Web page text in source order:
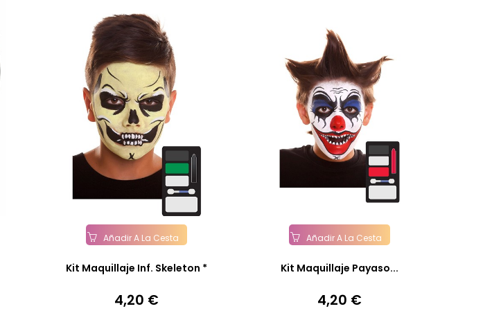
Añadir A La Cesta
Kit Maquillaje Inf. Skeleton *
Precio
4,20 €
Añadir A La Cesta
Kit Maquillaje Payaso...
Precio
4,20 €